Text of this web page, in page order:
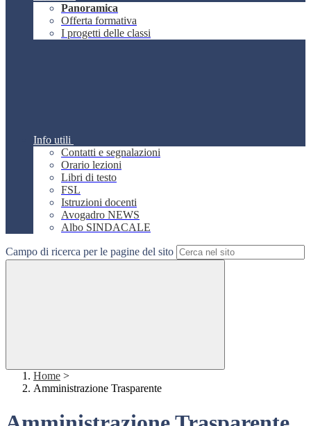
Panoramica
Offerta formativa
I progetti delle classi
Info utili
Contatti e segnalazioni
Orario lezioni
Libri di testo
FSL
Istruzioni docenti
Avogadro NEWS
Albo SINDACALE
Campo di ricerca per le pagine del sito
Home >
Amministrazione Trasparente